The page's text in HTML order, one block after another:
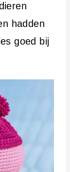
hadden
goed bij